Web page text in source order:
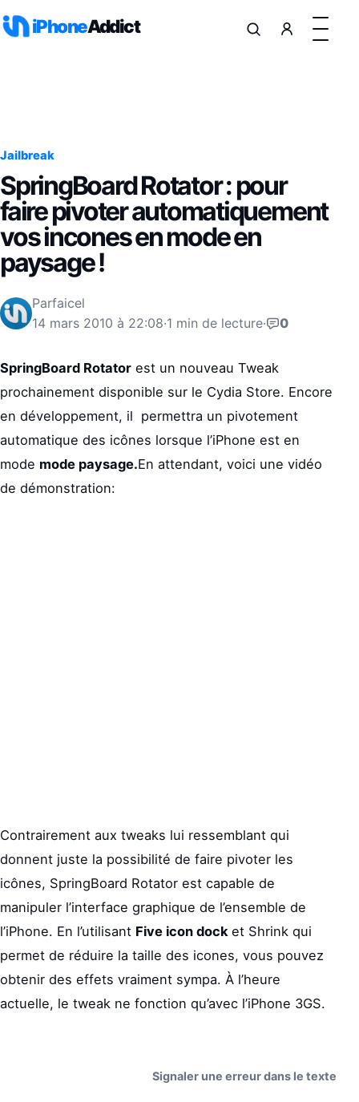
iPhoneAddict
Jailbreak
SpringBoard Rotator : pour
faire pivoter automatiquement
vos incones en mode en
paysage !
Parfaicel
14 mars 2010 à 22:08·1 min de lecture· 0
SpringBoard Rotator est un nouveau Tweak
prochainement disponible sur le Cydia Store. Encore
en développement, il permettra un pivotement
automatique des icônes lorsque l’iPhone est en
mode mode paysage.En attendant, voici une vidéo
de démonstration:
Contrairement aux tweaks lui ressemblant qui
donnent juste la possibilité de faire pivoter les
icônes, SpringBoard Rotator est capable de
manipuler l’interface graphique de l’ensemble de
l’iPhone. En l’utilisant Five icon dock et Shrink qui
permet de réduire la taille des icones, vous pouvez
obtenir des effets vraiment sympa. À l’heure
actuelle, le tweak ne fonction qu’avec l’iPhone 3GS.
Signaler une erreur dans le texte